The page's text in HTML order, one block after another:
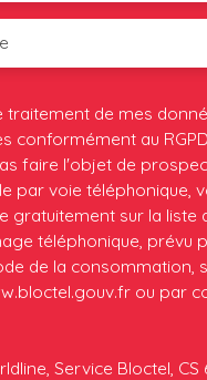
traitement de mes
conformément au
faire l'objet de
par voie téléphonique,
gratuitement sur la liste
téléphonique, prévu
de la consommation,
ou par
Service Bloctel, CS